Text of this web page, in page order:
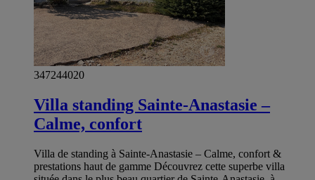
347244020
Villa standing Sainte-Anastasie –
Calme, confort
Villa de standing à Sainte-Anastasie – Calme, confort &
prestations haut de gamme Découvrez cette superbe villa